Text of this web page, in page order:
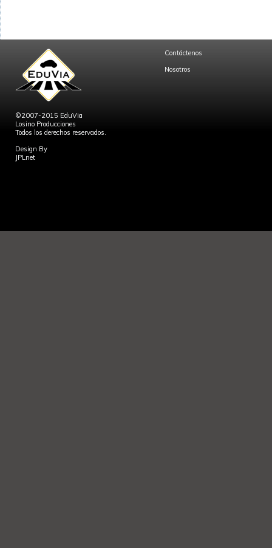
©2007-2015 EduVia
Losino Producciones
Todos los derechos reservados.
Design By
JPLnet
Contáctenos
Nosotros